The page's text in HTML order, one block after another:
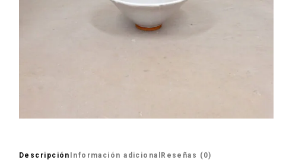
Descripción Información adicional Reseñas (0)